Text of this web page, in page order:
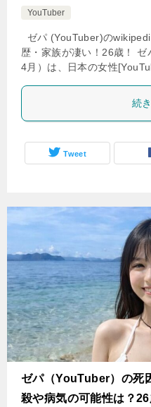
YouTuber
ゼパ (YouTuber)の
歴・家族が凄い！26歳！
4月）は、日本の女性
続
Tweet
ゼパ（YouTuber）の死
殺や病気の可能性は？26